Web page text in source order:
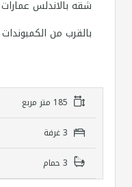
بالقرب من الكمبوندات
185 متر مربع
3 غرفة
3 حمام